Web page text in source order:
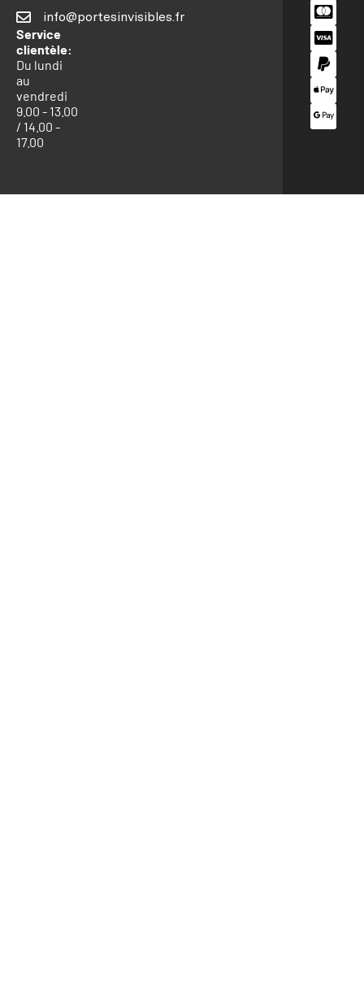
info@portesinvisibles.fr
Service
clientèle:
Du lundi
au
vendredi
9.00 - 13.00
/ 14.00 -
17.00